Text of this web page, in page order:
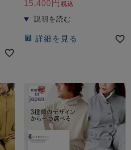
15,400 税込
詳細を見る